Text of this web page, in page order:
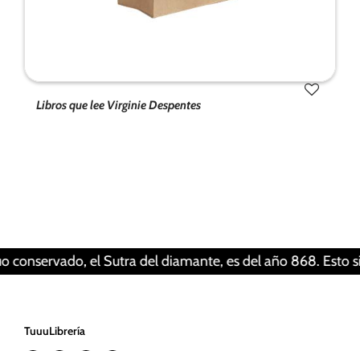
Libros que lee Virginie Despentes
el Sutra del diamante, es del año 868. Esto
TuuuLibrería